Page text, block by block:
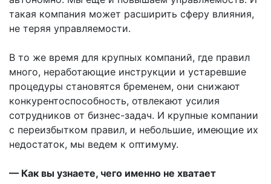
такая компания может расширить сферу влияния,
не теряя управляемости.
В то же время для крупных компаний, где правил
много, неработающие инструкции и устаревшие
процедуры становятся бременем, они снижают
конкурентоспособность, отвлекают усилия
сотрудников от бизнес-задач. И крупные компании
с переизбытком правил, и небольшие, имеющие их
недостаток, мы ведем к оптимуму.
— Как вы узнаете, чего именно не хватает